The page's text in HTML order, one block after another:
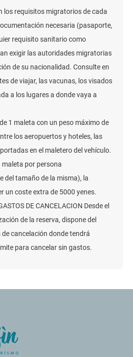
los requisitos migratorios de cada
necesaria (pasaporte,
requisito sanitario como
exigir las autoridades migratorias
de su nacionalidad. Consulte en
de viajar, las vacunas, los visados
a los lugares a donde vaya a
1 maleta con un peso máximo de
los aeropuertos y hoteles, las
en el maletero del vehículo.
maleta por persona
del tamaño de la misma), la
un coste extra de 5000 yenes.
DE CANCELACION Desde el
de la reserva, dispone del
cancelación donde tendrá
para cancelar sin gastos.